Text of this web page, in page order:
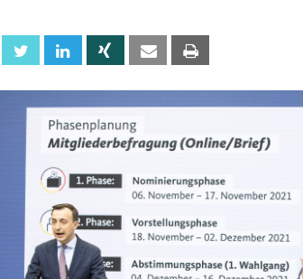
Facebook Twitter Linkedin Xing Email